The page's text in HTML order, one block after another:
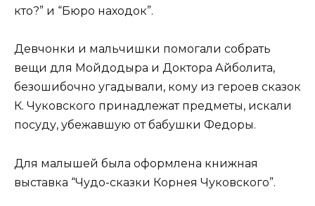
кто?” и “Бюро находок”.
Девчонки и мальчишки помогали собрать
вещи для Мойдодыра и Доктора Айболита,
безошибочно угадывали, кому из героев сказок
К. Чуковского принадлежат предметы, искали
посуду, убежавшую от бабушки Федоры.
Для малышей была оформлена книжная
выставка “Чудо-сказки Корнея Чуковского”.